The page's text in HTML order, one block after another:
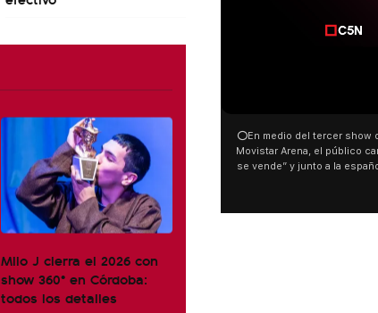
Milo J cierra el 2026 con
show 360° en Córdoba:
todos los detalles
⭕En medio del tercer show
Movistar Arena, el público
se vende” y junto a la